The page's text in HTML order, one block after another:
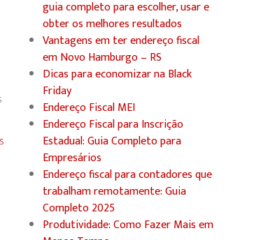
guia completo para escolher, usar e
obter os melhores resultados
Vantagens em ter endereço fiscal
em Novo Hamburgo – RS
Dicas para economizar na Black
Friday
Endereço Fiscal MEI
Endereço Fiscal para Inscrição
Estadual: Guia Completo para
Empresários
Endereço fiscal para contadores que
trabalham remotamente: Guia
Completo 2025
Produtividade: Como Fazer Mais em